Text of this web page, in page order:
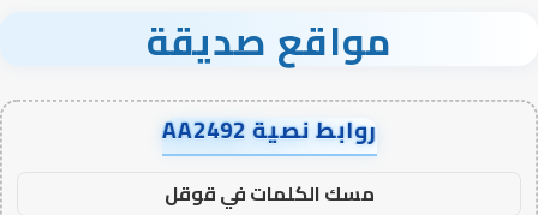
مواقع صديقة
روابط نصية AA2492
مسك الكلمات في قوقل